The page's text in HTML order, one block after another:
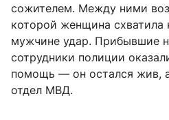
сожителем. Между ними
которой женщина схватила
мужчине удар. Прибывшие
сотрудники полиции
помощь — он остался жив,
отдел МВД.